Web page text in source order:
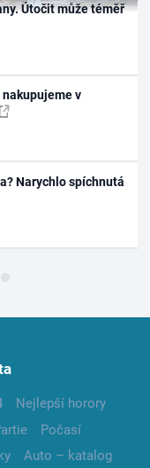
Útočit může téměř
v
Narychlo spíchnutá
Nejlepší horory
Počasí
Auto – katalog